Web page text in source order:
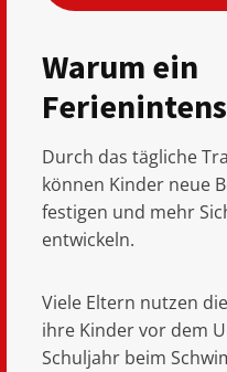
Warum ein
Durch das tägliche
können Kinder neue
festigen und mehr
entwickeln.
Viele Eltern nutzen
ihre Kinder vor dem
Schuljahr beim